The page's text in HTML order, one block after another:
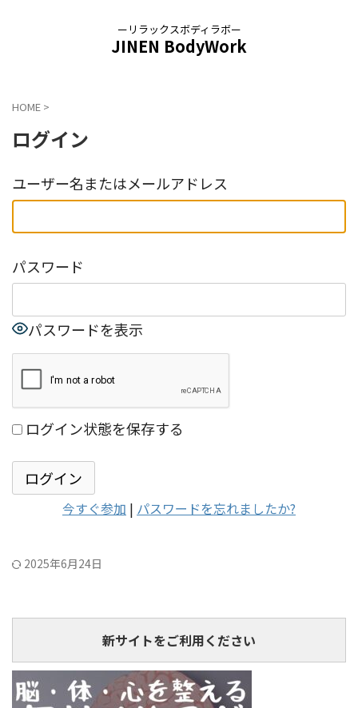
ーリラックスボディラボー
JINEN BodyWork
HOME >
ログイン
ユーザー名またはメールアドレス
パスワード
パスワードを表示
ログイン状態を保存する
今すぐ参加 | パスワードを忘れましたか?
2025年6月24日
新サイトをご利用ください